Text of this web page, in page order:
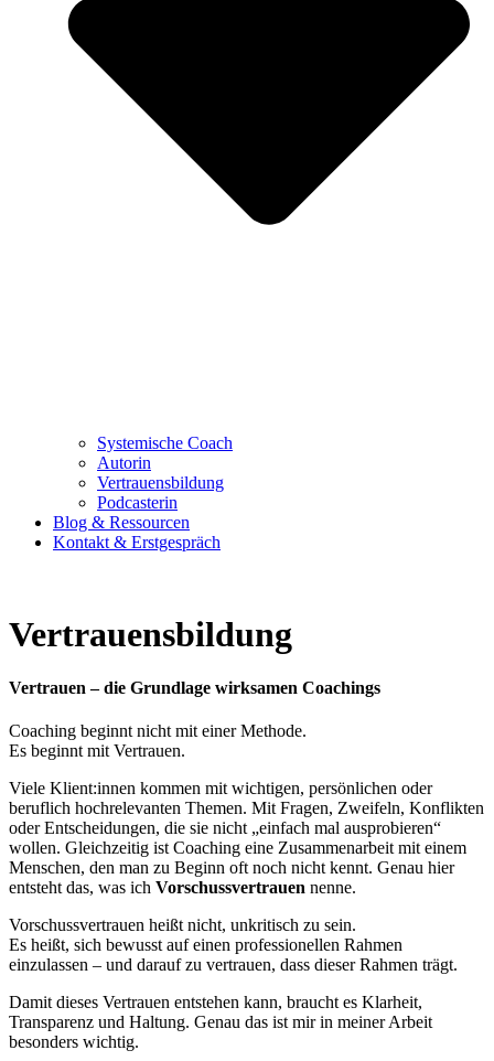
Systemische Coach
Autorin
Vertrauensbildung
Podcasterin
Blog & Ressourcen
Kontakt & Erstgespräch
Vertrauensbildung
Vertrauen – die Grundlage wirksamen Coachings
Coaching beginnt nicht mit einer Methode.
Es beginnt mit Vertrauen.
Viele Klient:innen kommen mit wichtigen, persönlichen oder
beruflich hochrelevanten Themen. Mit Fragen, Zweifeln, Konflikten
oder Entscheidungen, die sie nicht „einfach mal ausprobieren“
wollen. Gleichzeitig ist Coaching eine Zusammenarbeit mit einem
Menschen, den man zu Beginn oft noch nicht kennt. Genau hier
entsteht das, was ich Vorschussvertrauen nenne.
Vorschussvertrauen heißt nicht, unkritisch zu sein.
Es heißt, sich bewusst auf einen professionellen Rahmen
einzulassen – und darauf zu vertrauen, dass dieser Rahmen trägt.
Damit dieses Vertrauen entstehen kann, braucht es Klarheit,
Transparenz und Haltung. Genau das ist mir in meiner Arbeit
besonders wichtig.